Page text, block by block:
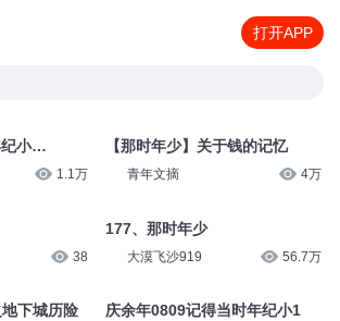
打开APP
纪小…
1.1万
38
下城历险
【那时年少】关于钱的记忆
青年文摘 4万
177、那时年少
大漠飞沙919 56.7万
庆余年0809记得当时年纪小1